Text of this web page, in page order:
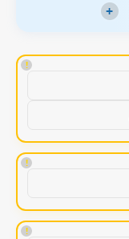
+
!
!
!